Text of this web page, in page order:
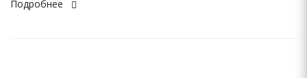
Подробнее